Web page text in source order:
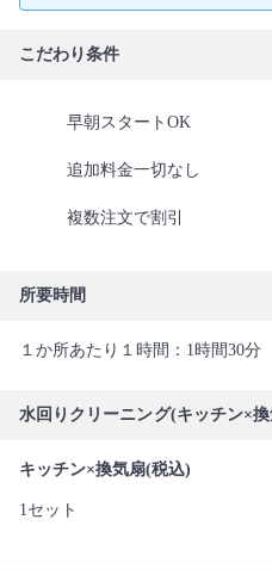
こだわり条件
早朝スタートOK
追加料金一切なし
複数注文で割引
所要時間
１か所あたり１時間：1時間30分
水回りクリーニング(キッチン×
キッチン×換気扇(税込)
1セット